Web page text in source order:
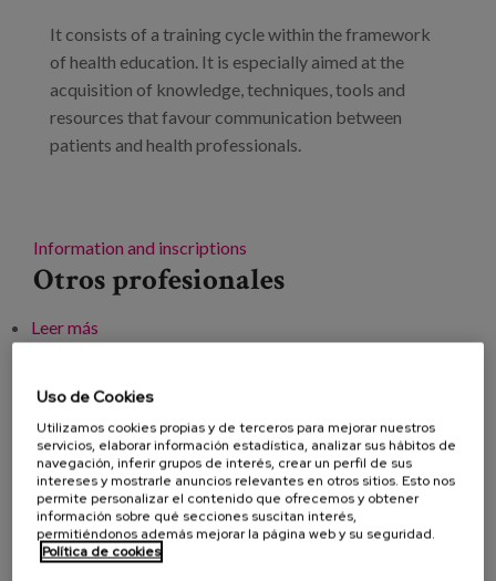
It consists of a training cycle within the framework
of health education. It is especially aimed at the
acquisition of knowledge, techniques, tools and
resources that favour communication between
patients and health professionals.
Information and inscriptions
Otros profesionales
Leer más
Conversaciones para la salud:
talleres prácticos de comunicación
entre pacientes y profesionales de
la salud
Fecha:
Uso de Cookies
Utilizamos cookies propias y de terceros para mejorar nuestros
servicios, elaborar información estadística, analizar sus hábitos de
navegación, inferir grupos de interés, crear un perfil de sus
intereses y mostrarle anuncios relevantes en otros sitios. Esto nos
permite personalizar el contenido que ofrecemos y obtener
información sobre qué secciones suscitan interés,
permitiéndonos además mejorar la página web y su seguridad.
Política de cookies